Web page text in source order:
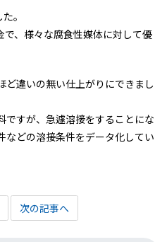
。
、様々な腐食性媒体に対して優
ど違いの無い仕上がりにできまし
ですが、急遽溶接をすることにな
などの溶接条件をデータ化してい
次の記事へ